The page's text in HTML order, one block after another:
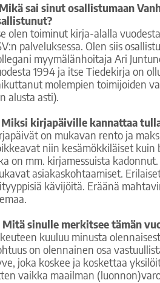
sai sinut osallistumaan
olen toiminut kirja-alalla
palveluksessa. Olen siis
myymälänhoitaja Ari
1994 ja itse Tiedekirja on
molempien toimijoiden
alusta asti).
Miksi kirjapäiville kannattaa
on mukavan rento ja
niin kesämökkiläiset
on mm. kirjamessuista
asiakaskohtaamiset.
kävijöitä. Eräänä
Mitä sinulle merkitsee tämän
kuuluu minusta
on olennainen osa
joka koskee ja koskettaa
vaikka maailman